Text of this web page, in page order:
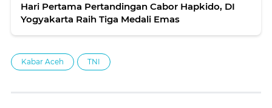
Hari Pertama Pertandingan Cabor Hapkido, DI
Yogyakarta Raih Tiga Medali Emas
Kabar Aceh TNI